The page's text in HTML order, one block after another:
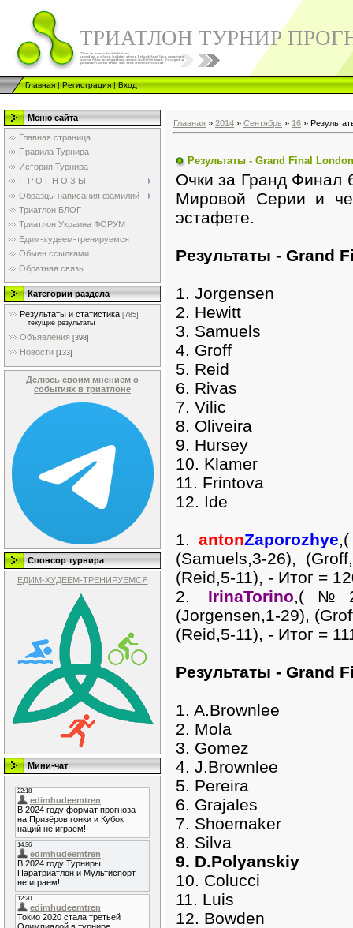
ТРИАТЛОН ТУРНИР
Главная|Регистрация|Вход
Меню сайта
Главная страница
Правила Турнира
История Турнира
П Р О Г Н О З Ы
Образцы написания фамилий
Триатлон БЛОГ
Триатлон Украина ФОРУМ
Едим-худеем-тренируемся
Обмен ссылками
Обратная связь
Категории раздела
Результаты и статистика [785]
текущие результаты
Объявления [398]
Новости [133]
Делюсь своим мнением о
событиях в триатлоне
Спонсор турнира
ЕДИМ-ХУДЕЕМ-ТРЕНИРУЕМСЯ
Мини-чат
Главная » 2014 » Сентябрь » 16 »
Pезультаты - Grand Final
Очки за Гранд Финал
Мировой Серии и
эстафете.
Pезультаты - Grand
1. Jorgensen
2. Hewitt
3. Samuels
4. Groff
5. Reid
6. Rivas
7. Vilic
8. Oliveira
9. Hursey
10. Klamer
11. Frintova
12. Ide
1. antonZaporozhye
(Samuels,3-26),
(Reid,5-11), - Итог =
2. IrinaTorino
(Jorgensen,1-29),
(Reid,5-11), - Итог =
Pезультаты - Grand
1. A.Brownlee
2. Mola
3. Gomez
4. J.Brownlee
5. Pereira
6. Grajales
7. Shoemaker
8. Silva
9. D.Polyanskiy
10. Colucci
11. Luis
12. Bowden